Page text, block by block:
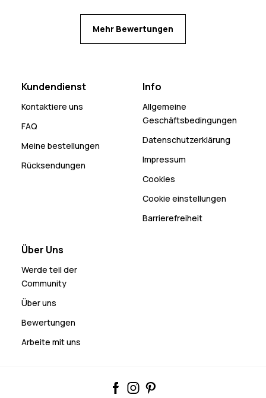
Mehr Bewertungen
Kundendienst
Kontaktiere uns
FAQ
Meine bestellungen
Rücksendungen
Info
Allgemeine
Geschäftsbedingungen
Datenschutzerklärung
Impressum
Cookies
Cookie einstellungen
Barrierefreiheit
Über Uns
Werde teil der
Community
Über uns
Bewertungen
Arbeite mit uns